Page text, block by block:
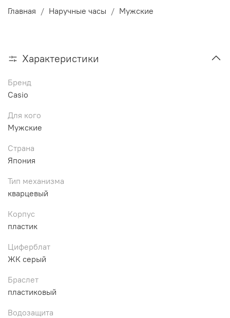
Главная Наручные часы Мужские
Характеристики
Бренд
Casio
Для кого
Мужские
Страна
Япония
Тип механизма
кварцевый
Корпус
пластик
Циферблат
ЖК серый
Браслет
пластиковый
Водозащита